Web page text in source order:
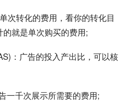
次转化的费用，看你的转化目
就是单次购买的费用;
：广告的投入产出比，可以核
一千次展示所需要的费用;